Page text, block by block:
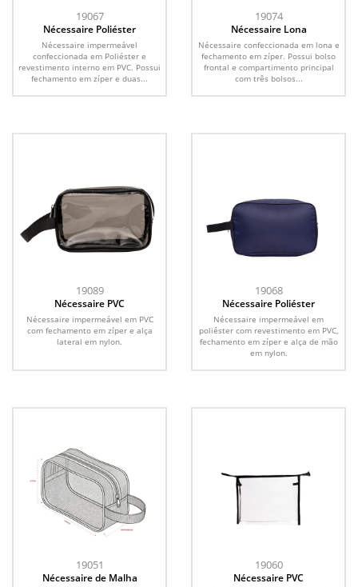
19067
Nécessaire Poliéster
Nécessaire impermeável
confeccionada em Poliéster e
revestimento interno em PVC. Possui
fechamento em zíper e duas...
19074
Nécessaire Lona
Nécessaire confeccionada em lona e
fechamento em zíper. Possui bolso
frontal e compartimento principal
com três bolsos...
19089
Nécessaire PVC
Nécessaire impermeável em PVC
com fechamento em zíper e alça
lateral em nylon.
19068
Nécessaire Poliéster
Nécessaire impermeável em
poliéster com revestimento em PVC,
fechamento em zíper e alça de mão
em nylon.
19051
Nécessaire de Malha
19060
Nécessaire PVC